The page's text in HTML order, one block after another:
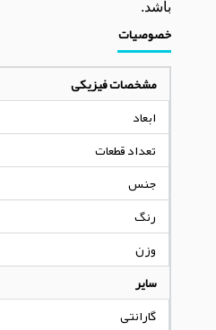
باشد.
خصوصیات
مشخصات فیزیکی
ابعاد
تعداد قطعات
جنس
رنگ
وزن
سایر
گارانتی